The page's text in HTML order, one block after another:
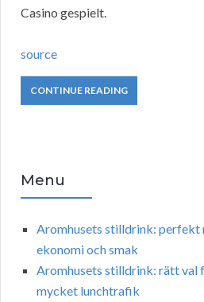
Casino gespielt.
source
CONTINUE READING
Menu
Aromhusets stilldrink: perfekt
ekonomi och smak
Aromhusets stilldrink: rätt val
mycket lunchtrafik